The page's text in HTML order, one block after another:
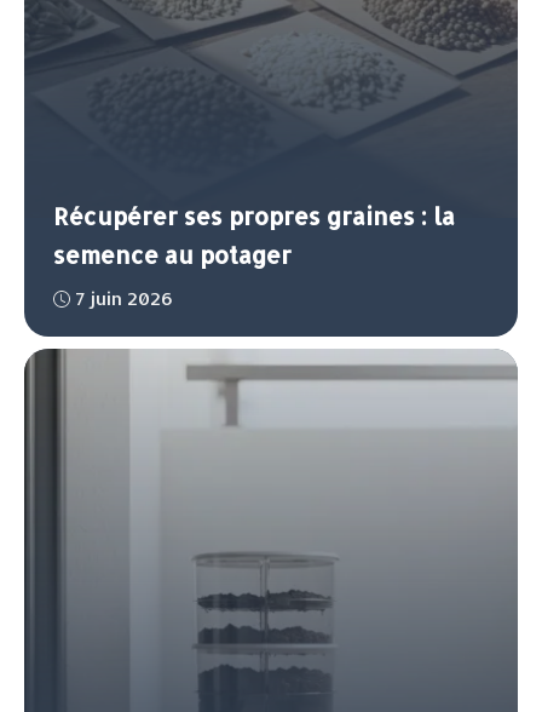
Récupérer ses propres graines : la
semence au potager
7 juin 2026